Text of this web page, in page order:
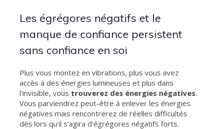
Les égrégores négatifs et le
manque de confiance persistent
sans confiance en soi
Plus vous montez en vibrations, plus vous avez
accès à des énergies lumineuses et plus dans
l'invisible, vous trouverez des énergies négatives.
Vous parviendrez peut-être à enlever les énergies
négatives mais rencontrerez de réelles difficultés
dès lors qu'il s'agira d'égrégores négatifs forts.